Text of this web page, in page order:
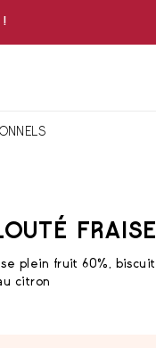
!
FRAISE
plein fruit 60%, biscuit
citron